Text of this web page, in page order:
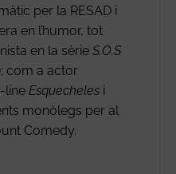
per la RESAD i
en l’humor, tot
en la sèrie S.O.S
com a actor
line Esquecheles i
monòlegs per al
Comedy.